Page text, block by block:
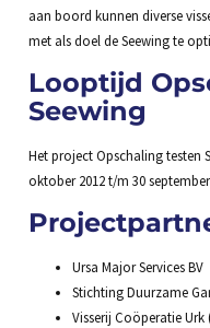
aan boord kunnen diverse
met als doel de Seewing te
Looptijd
Seewing
Het project Opschaling testen
oktober 2012 t/m 30
Ursa Major Services BV
Stichting Duurzame
Visserij Coöperatie Urk